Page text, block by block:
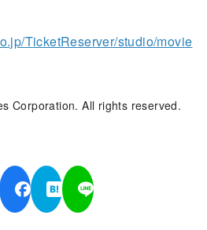
TicketReserver/studio/movie
Corporation. All rights reserved.